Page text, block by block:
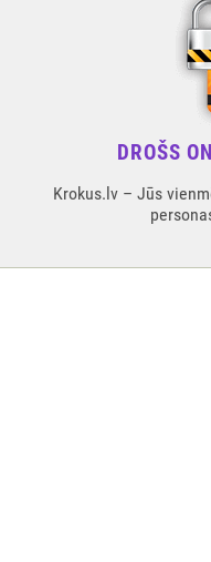
DROŠS
Krokus.lv – Jūs